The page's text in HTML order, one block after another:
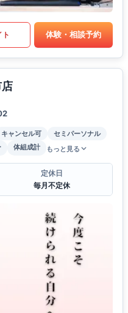
ト 体験・相談予約
キャンセル可
セミパーソナル
体組成計 もっと見る
定休日
毎月不定休